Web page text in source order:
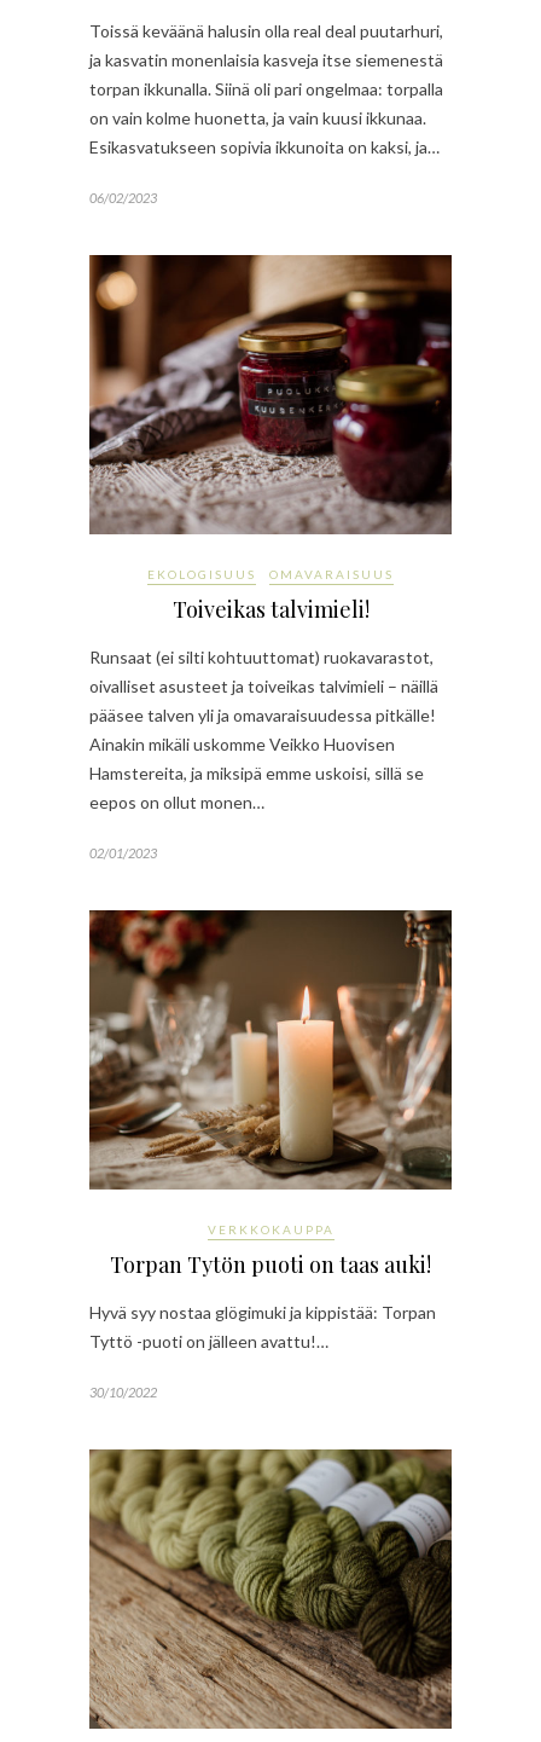
Toissä keväänä halusin olla real deal puutarhuri,
ja kasvatin monenlaisia kasveja itse siemenestä
torpan ikkunalla. Siinä oli pari ongelmaa: torpalla
on vain kolme huonetta, ja vain kuusi ikkunaa.
Esikasvatukseen sopivia ikkunoita on kaksi, ja…
06/02/2023
EKOLOGISUUS OMAVARAISUUS
Toiveikas talvimieli!
Runsaat (ei silti kohtuuttomat) ruokavarastot,
oivalliset asusteet ja toiveikas talvimieli – näillä
pääsee talven yli ja omavaraisuudessa pitkälle!
Ainakin mikäli uskomme Veikko Huovisen
Hamstereita, ja miksipä emme uskoisi, sillä se
eepos on ollut monen…
02/01/2023
VERKKOKAUPPA
Torpan Tytön puoti on taas auki!
Hyvä syy nostaa glögimuki ja kippistää: Torpan
Tyttö -puoti on jälleen avattu!…
30/10/2022